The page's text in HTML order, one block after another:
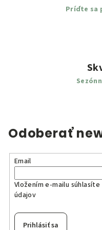
Príďte sa
Odoberať
Email
Vložením e-mailu
údajov
Prihlásiť sa